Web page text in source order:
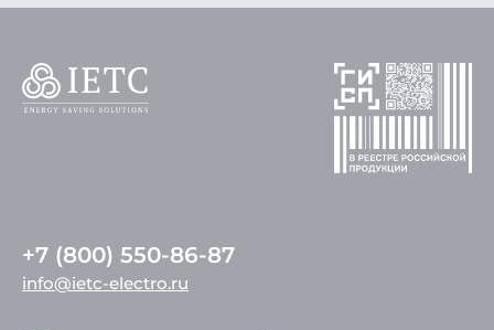
+7 (800) 550-86-87
info@ietc-electro.ru